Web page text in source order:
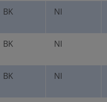
BK NI
BK NI
BK NI